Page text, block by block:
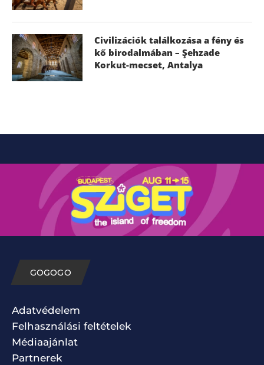
Civilizációk találkozása a fény és
kő birodalmában – Şehzade
Korkut-mecset, Antalya
GOGOGO
Adatvédelem
Felhasználási feltételek
Médiaajánlat
Partnerek